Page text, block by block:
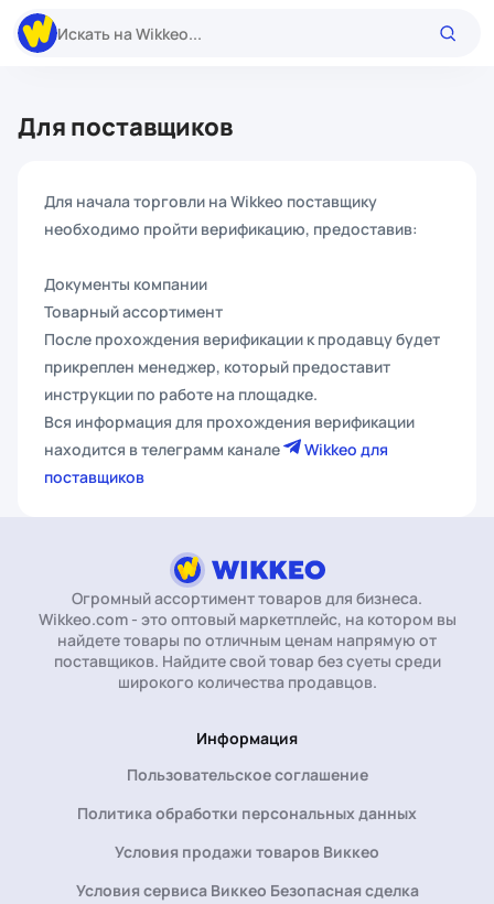
Для поставщиков
Для начала торговли на Wikkeo поставщику
необходимо пройти верификацию, предоставив:
Документы компании
Товарный ассортимент
После прохождения верификации к продавцу будет
прикреплен менеджер, который предоставит
инструкции по работе на площадке.
Вся информация для прохождения верификации
находится в телеграмм канале
Wikkeo для
поставщиков
Огромный ассортимент товаров для бизнеса.
Wikkeo.com - это оптовый маркетплейс, на котором вы
найдете товары по отличным ценам напрямую от
поставщиков. Найдите свой товар без суеты среди
широкого количества продавцов.
Информация
Пользовательское соглашение
Политика обработки персональных данных
Условия продажи товаров Виккео
Условия сервиса Виккео Безопасная сделка